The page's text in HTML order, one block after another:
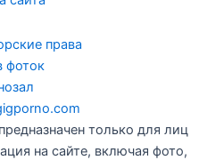
права
фоток
только для лиц
на сайте, включая фото,